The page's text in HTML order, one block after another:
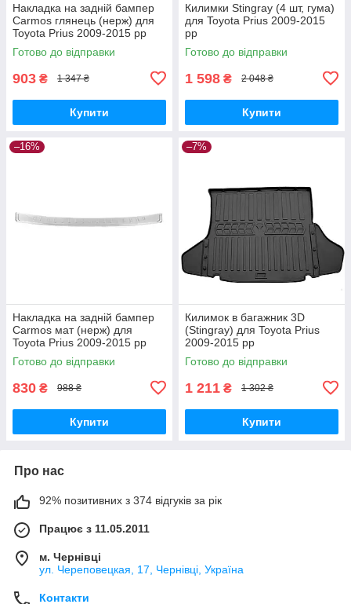
Накладка на задній бампер
Carmos глянець (нерж) для
Toyota Prius 2009-2015 рр
Готово до відправки
903 ₴ 1 347 ₴
Купити
Килимки Stingray (4 шт, гума)
для Toyota Prius 2009-2015
рр
Готово до відправки
1 598 ₴ 2 048 ₴
Купити
–16%
Накладка на задній бампер
Carmos мат (нерж) для
Toyota Prius 2009-2015 рр
Готово до відправки
830 ₴ 988 ₴
Купити
–7%
Килимок в багажник 3D
(Stingray) для Toyota Prius
2009-2015 рр
Готово до відправки
1 211 ₴ 1 302 ₴
Купити
Про нас
92% позитивних з 374 відгуків за рік
Працює з 11.05.2011
м. Чернівці
ул. Череповецкая, 17, Чернівці, Україна
Контакти